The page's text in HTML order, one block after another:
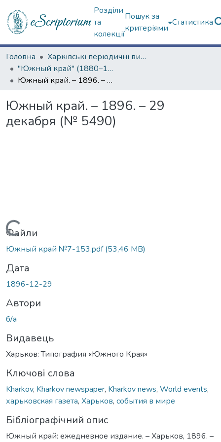
Розділи
та
колекції
Пошук за
критеріями
Статистика
Головна
Харківські періодичні видання
"Южный край" (1880–1919 гг.)
Южный край. – 1896. – 29 декабря (№ 5490)
Южный край. – 1896. – 29
декабря (№ 5490)
Вантажиться...
Файли
Южный край №7-153.pdf(53,46 MB)
Дата
1896-12-29
Автори
б/а
Видавець
Харьков: Типография «Южного Края»
Ключові слова
Kharkov, Kharkov newspaper, Kharkov news, World events,
харьковская газета, Харьков, события в мире
Бібліографічний опис
Южный край: ежедневное издание. – Харьков, 1896. –